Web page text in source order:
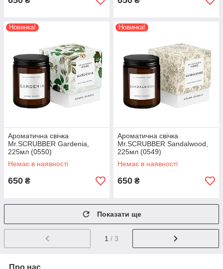
Новинка!
Ароматична свічка
Mr.SCRUBBER Gardenia,
225мл (0550)
Немає в наявності
650 ₴
Новинка!
Ароматична свічка
Mr.SCRUBBER Sandalwood,
225мл (0549)
Немає в наявності
650 ₴
Показати ще
1 / 3
Про нас